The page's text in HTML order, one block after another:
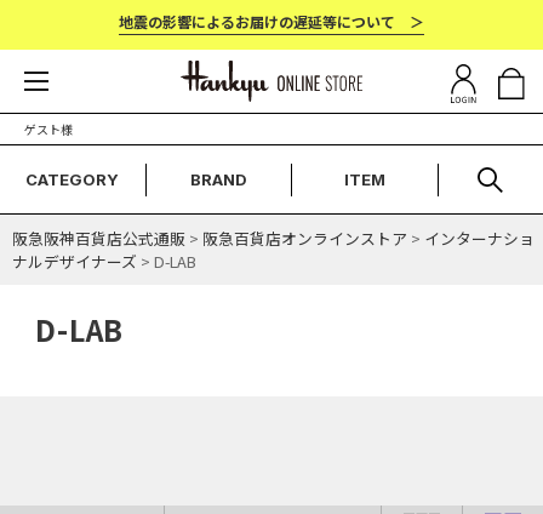
地震の影響によるお届けの遅延等について ＞
ゲスト様
CATEGORY BRAND ITEM
阪急阪神百貨店公式通販 > 阪急百貨店オンラインストア > インターナショ
ナルデザイナーズ > D-LAB
D-LAB